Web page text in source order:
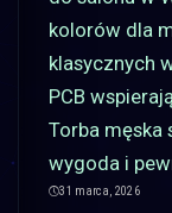
kolorów dla
klasycznych
PCB
Torba męska
wygoda i
31 marca, 2026